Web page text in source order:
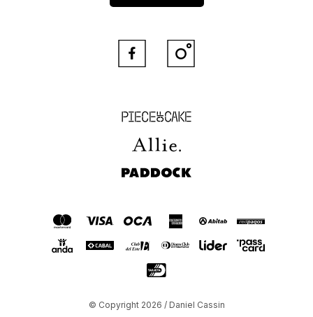
Piece of Cake
Allie
Paddock
 
© Copyright 2026 / Daniel Cassin